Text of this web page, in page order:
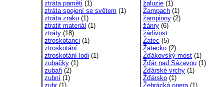
ztráta paměti (1)
ztráta spojení se světem (1)
ztráta zraku (1)
ztratit materiál (1)
ztráty (18)
ztroskotanci (1)
ztroskotání
ztroskotání lodi (1)
zubačky (1)
zubaři (2)
zubní (1)
zubr(1)
žaluzie (1)
Žampach (1)
žampiony (2)
žánry (6)
žárlivost
Žatec (5)
Žatecko (2)
Žďákovský most (1)
Žďár nad Sázavou (1)
Žďárské vrchy (1)
Žďársko (1)
Žebrácká opera(1)